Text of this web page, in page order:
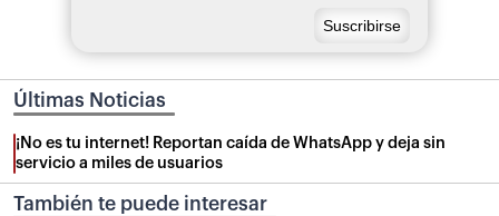
Últimas Noticias
¡No es tu internet! Reportan caída de WhatsApp y deja sin
servicio a miles de usuarios
También te puede interesar